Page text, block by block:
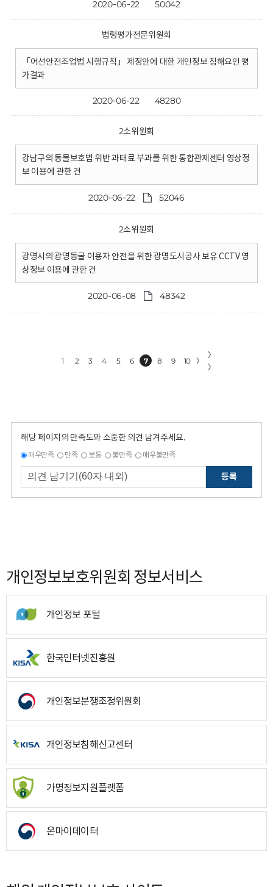
2020-06-22 50042
법령평가전문위원회
「어선안전조업법 시행규칙」 제정안에 대한 개인정보 침해요인 평
가결과
2020-06-22 48280
2소위원회
강남구의 동물보호법 위반 과태료 부과를 위한 통합관제센터 영상정
보 이용에 관한 건
2020-06-22 52046
2소위원회
광명시의 광명동굴 이용자 안전을 위한 광명도시공사 보유 CCTV 영
상정보 이용에 관한 건
2020-06-08 48342
1 2 3 4 5 6 7 8 9 10 〉
〉
〉
해당 페이지의 만족도와 소중한 의견 남겨주세요.
매우만족 만족 보통 불만족 매우불만족
등록
개인정보보호위원회 정보서비스
개인정보 포털
한국인터넷진흥원
개인정보분쟁조정위원회
개인정보침해신고센터
가명정보지원플랫폼
온마이데이터